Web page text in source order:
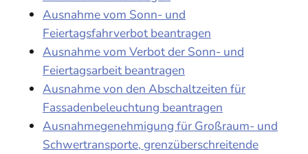
Ausnahme vom Sonn- und
Feiertagsfahrverbot beantragen
Ausnahme vom Verbot der Sonn- und
Feiertagsarbeit beantragen
Ausnahme von den Abschaltzeiten für
Fassadenbeleuchtung beantragen
Ausnahmegenehmigung für Großraum- und
Schwertransporte, grenzüberschreitende